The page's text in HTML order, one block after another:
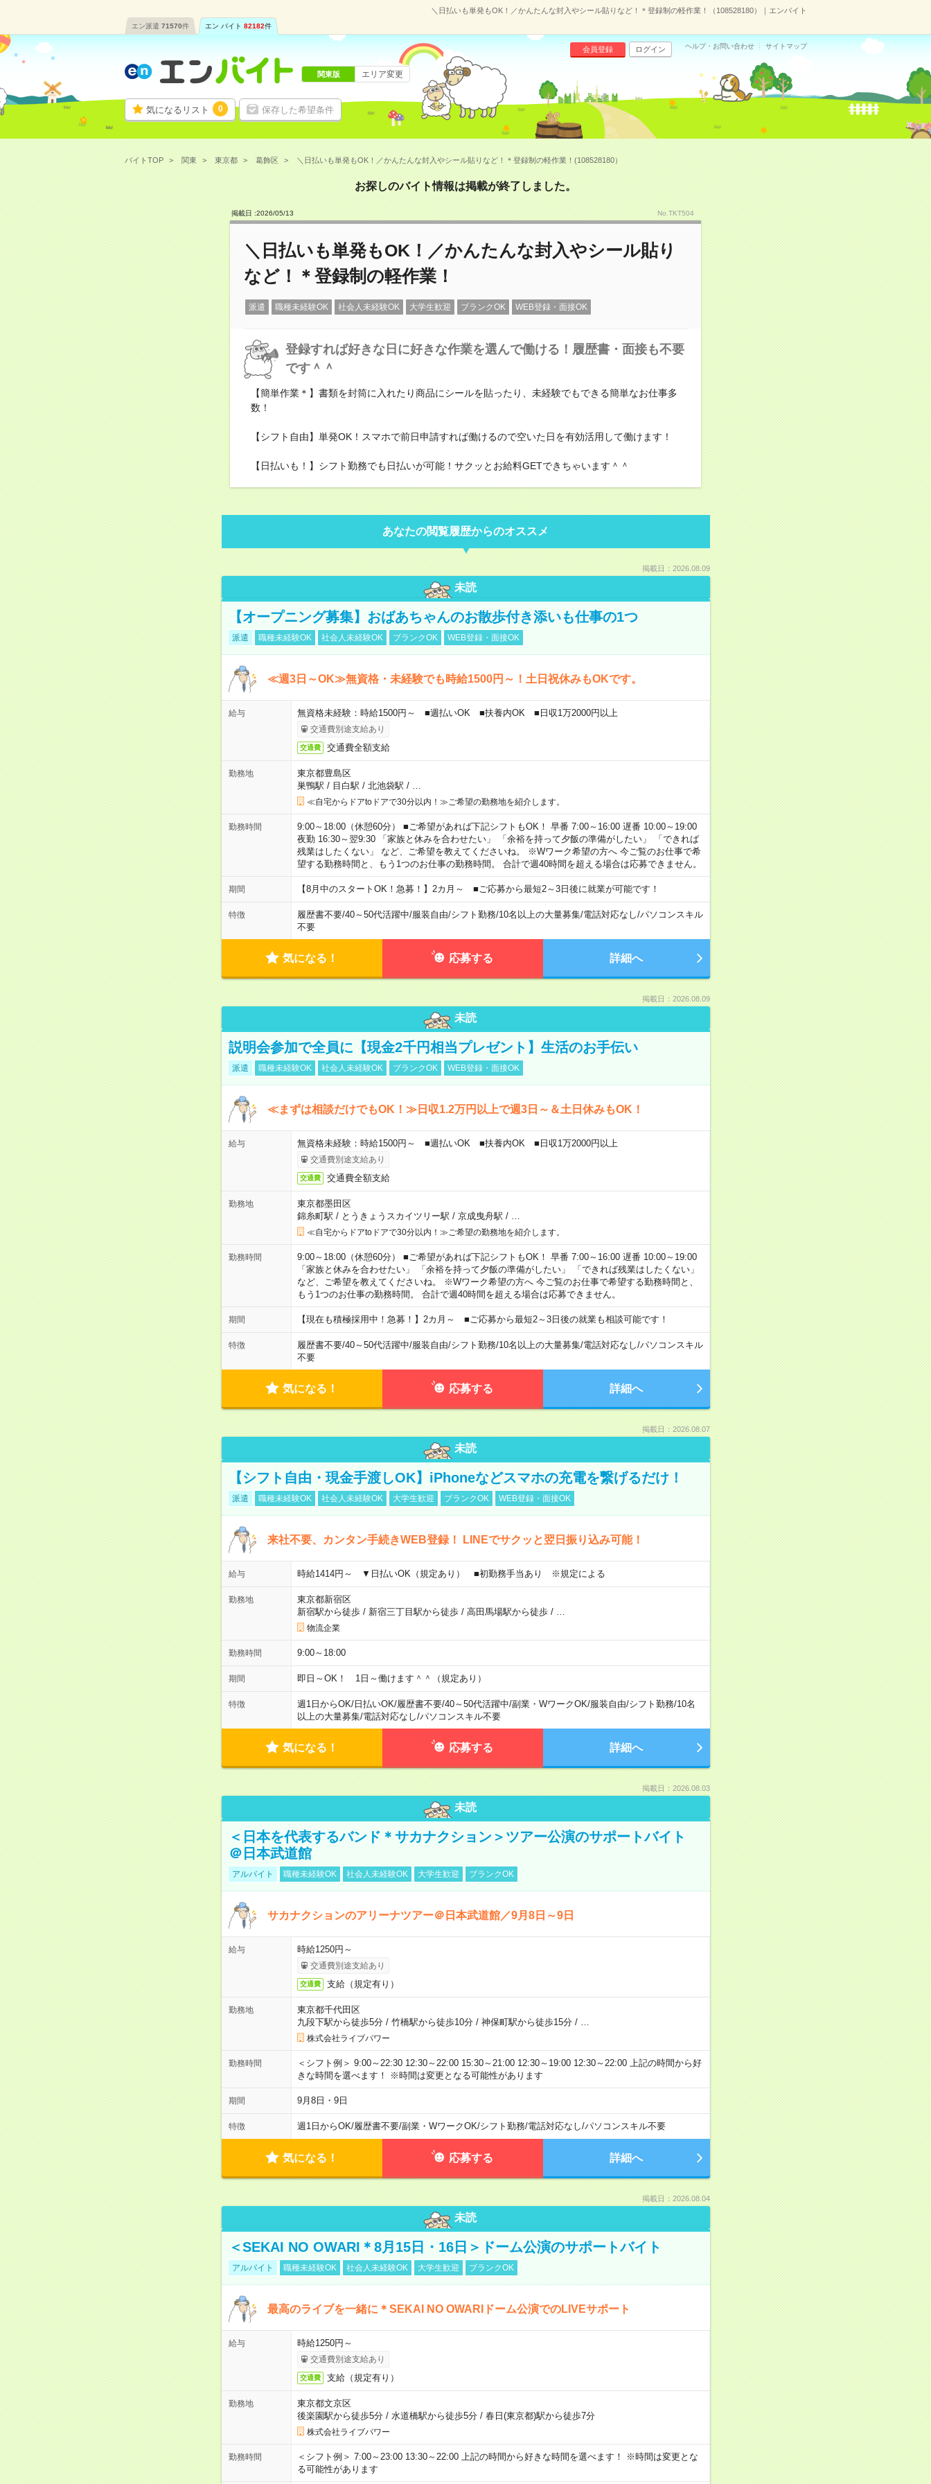
＼日払いも単発もOK！／かんたんな封入やシール貼りなど！＊登録制の軽作業！（108528180）｜エンバイト
エン派遣 71570件 エン バイト 82182件
気になるリスト 0 保存した希望条件
会員登録 ログイン ヘルプ・お問い合わせ サイトマップ
関東版 エリア変更
バイトTOP 関東 東京都 葛飾区 ＼日払いも単発もOK！／かんたんな封入やシール貼りなど！＊登録制の軽作業！(108528180）
お探しのバイト情報は掲載が終了しました。
掲載日 :2026/05/13 No.TKT504
＼日払いも単発もOK！／かんたんな封入やシール貼り
など！＊登録制の軽作業！
派遣 職種未経験OK 社会人未経験OK 大学生歓迎 ブランクOK WEB登録・面接OK
登録すれば好きな日に好きな作業を選んで働ける！履歴書・面接も不要
です＾＾
【簡単作業＊】書類を封筒に入れたり商品にシールを貼ったり、未経験でもできる簡単なお仕事多
数！
【シフト自由】単発OK！スマホで前日申請すれば働けるので空いた日を有効活用して働けます！
【日払いも！】シフト勤務でも日払いが可能！サクッとお給料GETできちゃいます＾＾
あなたの閲覧履歴からのオススメ
掲載日：2026.08.09
未読
【オープニング募集】おばあちゃんのお散歩付き添いも仕事の1つ
派遣 職種未経験OK 社会人未経験OK ブランクOK WEB登録・面接OK
≪週3日～OK≫無資格・未経験でも時給1500円～！土日祝休みもOKです。
給与 無資格未経験：時給1500円～ ■週払いOK ■扶養内OK ■日収1万2000円以上
交通費別途支給あり
交通費 交通費全額支給
勤務地
東京都豊島区
巣鴨駅 / 目白駅 / 北池袋駅 /
≪自宅からドアtoドアで30分以内！≫ご希望の勤務地を紹介します。
勤務時間
9:00～18:00（休憩60分） ■ご希望があれば下記シフトもOK！ 早番 7:00～16:00 遅番 10:00～19:00
夜勤 16:30～翌9:30 「家族と休みを合わせたい」 「余裕を持って夕飯の準備がしたい」 「できれば
残業はしたくない」 など、ご希望を教えてくださいね。 ※Wワーク希望の方へ 今ご覧のお仕事で希
望する勤務時間と、もう1つのお仕事の勤務時間。 合計で週40時間を超える場合は応募できません。
期間 【8月中のスタートOK！急募！】2カ月～ ■ご応募から最短2～3日後に就業が可能です！
特徴 履歴書不要/40～50代活躍中/服装自由/シフト勤務/10名以上の大量募集/電話対応なし/パソコンスキル
不要
気になる！ 応募する 詳細へ
掲載日：2026.08.09
未読
説明会参加で全員に【現金2千円相当プレゼント】生活のお手伝い
派遣 職種未経験OK 社会人未経験OK ブランクOK WEB登録・面接OK
≪まずは相談だけでもOK！≫日収1.2万円以上で週3日～＆土日休みもOK！
給与 無資格未経験：時給1500円～ ■週払いOK ■扶養内OK ■日収1万2000円以上
交通費別途支給あり
交通費 交通費全額支給
勤務地
東京都墨田区
錦糸町駅 / とうきょうスカイツリー駅 / 京成曳舟駅 /
≪自宅からドアtoドアで30分以内！≫ご希望の勤務地を紹介します。
勤務時間
9:00～18:00（休憩60分） ■ご希望があれば下記シフトもOK！ 早番 7:00～16:00 遅番 10:00～19:00
「家族と休みを合わせたい」 「余裕を持って夕飯の準備がしたい」 「できれば残業はしたくない」
など、ご希望を教えてくださいね。 ※Wワーク希望の方へ 今ご覧のお仕事で希望する勤務時間と、
もう1つのお仕事の勤務時間。 合計で週40時間を超える場合は応募できません。
期間 【現在も積極採用中！急募！】2カ月～ ■ご応募から最短2～3日後の就業も相談可能です！
特徴 履歴書不要/40～50代活躍中/服装自由/シフト勤務/10名以上の大量募集/電話対応なし/パソコンスキル
不要
気になる！ 応募する 詳細へ
掲載日：2026.08.07
未読
【シフト自由・現金手渡しOK】iPhoneなどスマホの充電を繋げるだけ！
派遣 職種未経験OK 社会人未経験OK 大学生歓迎 ブランクOK WEB登録・面接OK
来社不要、カンタン手続きWEB登録！ LINEでサクッと翌日振り込み可能！
給与 時給1414円～ ▼日払いOK（規定あり） ■初勤務手当あり ※規定による
勤務地
東京都新宿区
新宿駅から徒歩/ 新宿三丁目駅から徒歩/ 高田馬場駅から徒歩/
物流企業
勤務時間 9:00～18:00
期間 即日～OK！ 1日～働けます＾＾（規定あり）
特徴 週1日からOK/日払いOK/履歴書不要/40～50代活躍中/副業・WワークOK/服装自由/シフト勤務/10名
以上の大量募集/電話対応なし/パソコンスキル不要
気になる！ 応募する 詳細へ
掲載日：2026.08.03
未読
＜日本を代表するバンド＊サカナクション＞ツアー公演のサポートバイト
＠日本武道館
アルバイト 職種未経験OK 社会人未経験OK 大学生歓迎 ブランクOK
サカナクションのアリーナツアー＠日本武道館／9月8日～9日
給与 時給1250円～
交通費別途支給あり
交通費 支給（規定有り）
勤務地
東京都千代田区
九段下駅から徒歩5分/ 竹橋駅から徒歩10分/ 神保町駅から徒歩15分/
株式会社ライブパワー
勤務時間
＜シフト例＞ 9:00～22:30 12:30～22:00 15:30～21:00 12:30～19:00 12:30～22:00 上記の時間から好
きな時間を選べます！ ※時間は変更となる可能性があります
期間 9月8日・9日
特徴 週1日からOK/履歴書不要/副業・WワークOK/シフト勤務/電話対応なし/パソコンスキル不要
気になる！ 応募する 詳細へ
掲載日：2026.08.04
未読
＜SEKAI NO OWARI＊8月15日・16日＞ドーム公演のサポートバイト
アルバイト 職種未経験OK 社会人未経験OK 大学生歓迎 ブランクOK
最高のライブを一緒に＊SEKAI NO OWARIドーム公演でのLIVEサポート
給与 時給1250円～
交通費別途支給あり
交通費 支給（規定有り）
勤務地
東京都文京区
後楽園駅から徒歩5分/ 水道橋駅から徒歩5分/ 春日(東京都)駅から徒歩7分
株式会社ライブパワー
勤務時間
＜シフト例＞ 7:00～23:00 13:30～22:00 上記の時間から好きな時間を選べます！ ※時間は変更とな
る可能性があります